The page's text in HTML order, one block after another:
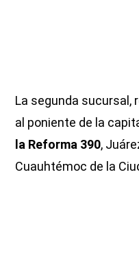
La segunda sucursal,
al poniente de la
la Reforma 390,
Cuauhtémoc de la